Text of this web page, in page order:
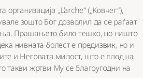
„L’arche“ („Ковчег“),
зошто Бог дозволил да се раѓаат
Прашањето било тешко, но ништо
нивната болест е предизвик, но и
и Неговата милост, што е плод на
такви жртви Му се благоугодни на